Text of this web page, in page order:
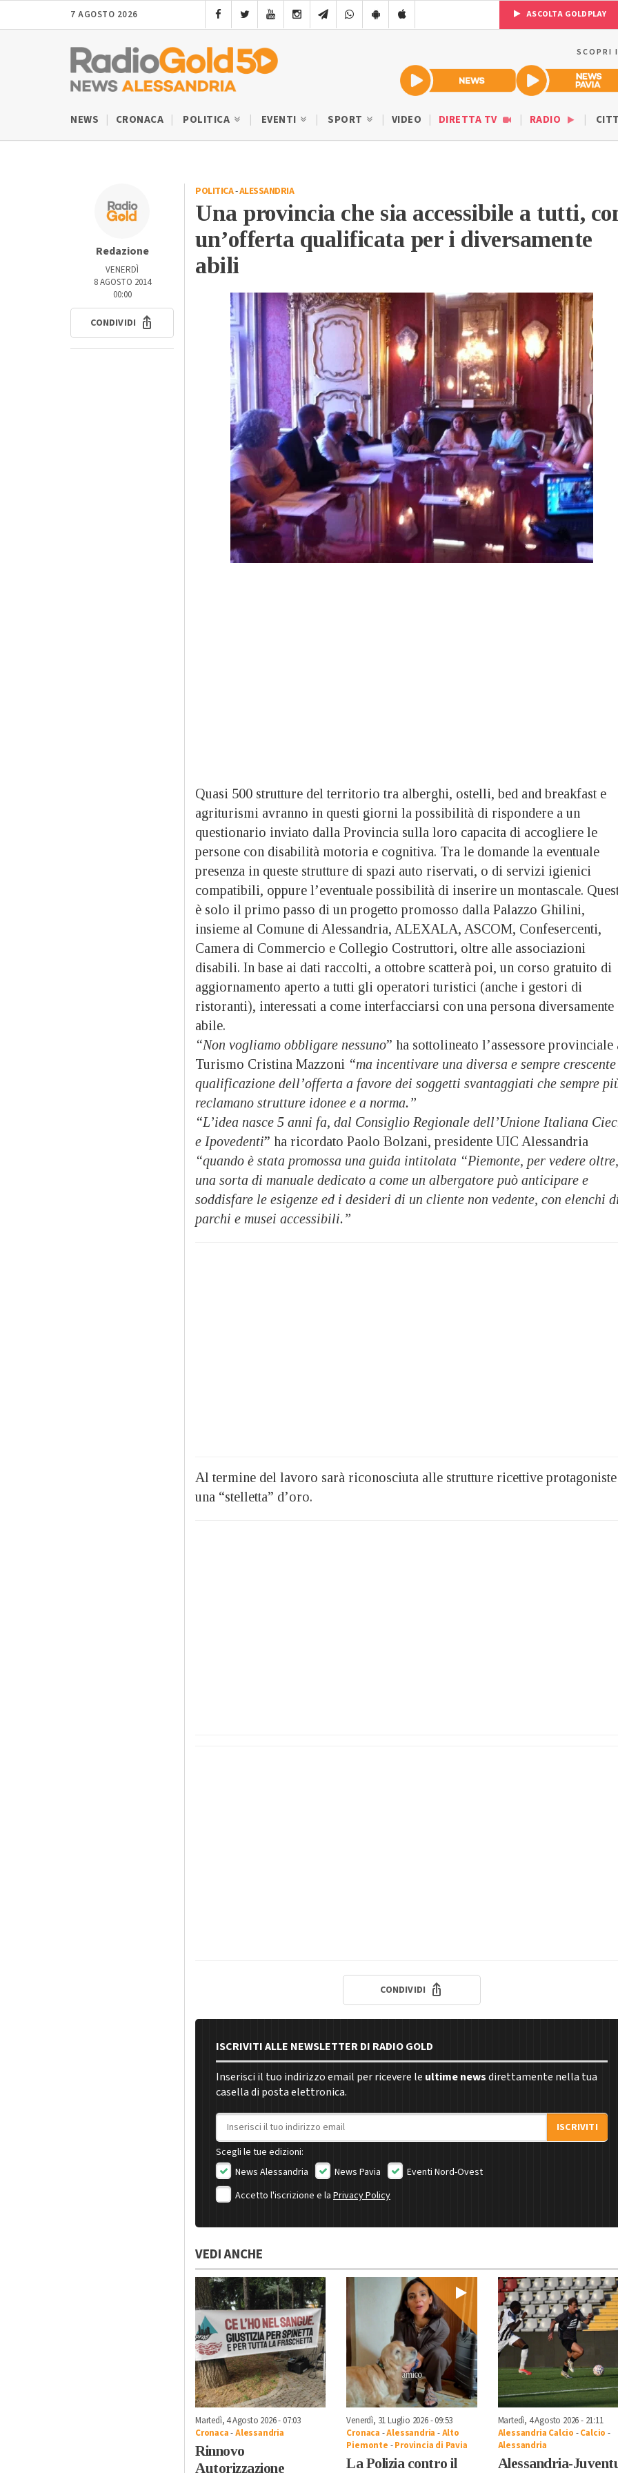
7 AGOSTO 2026 ASCOLTA GOLDPLAY
SCOPRI
NEWS CRONACA POLITICA EVENTI SPORT VIDEO DIRETTA TV RADIO
Redazione
VENERDÌ
8 AGOSTO 2014
00:00
CONDIVIDI
POLITICA-ALESSANDRIA
Una provincia che sia accessibile a tutti,
un’offerta qualificata per i diversamente
abili
Quasi 500 strutture del territorio tra alberghi, ostelli, bed and breakfast e
agriturismi avranno in questi giorni la possibilità di rispondere a un
questionario inviato dalla Provincia sulla loro capacita di accogliere le
persone con disabilità motoria e cognitiva. Tra le domande la eventuale
presenza in queste strutture di spazi auto riservati, o di servizi igienici
compatibili, oppure l’eventuale possibilità di inserire un montascale.
è solo il primo passo di un progetto promosso dalla Palazzo Ghilini,
insieme al Comune di Alessandria, ALEXALA, ASCOM, Confesercenti,
Camera di Commercio e Collegio Costruttori, oltre alle associazioni
disabili. In base ai dati raccolti, a ottobre scatterà poi, un corso gratuito di
aggiornamento aperto a tutti gli operatori turistici (anche i gestori di
ristoranti), interessati a come interfacciarsi con una persona diversamente
abile.
“Non vogliamo obbligare nessuno” ha sottolineato l’assessore provinciale
Turismo Cristina Mazzoni “ma incentivare una diversa e sempre crescente
qualificazione dell’offerta a favore dei soggetti svantaggiati che sempre
reclamano strutture idonee e a norma.”
“L’idea nasce 5 anni fa, dal Consiglio Regionale dell’Unione Italiana
e Ipovedenti” ha ricordato Paolo Bolzani, presidente UIC Alessandria
“quando è stata promossa una guida intitolata “Piemonte, per vedere oltre,
una sorta di manuale dedicato a come un albergatore può anticipare e
soddisfare le esigenze ed i desideri di un cliente non vedente, con elenchi
parchi e musei accessibili.”
Al termine del lavoro sarà riconosciuta alle strutture ricettive protagoniste
una “stelletta” d’oro.
CONDIVIDI
ISCRIVITI ALLE NEWSLETTER DI RADIO GOLD
Inserisci il tuo indirizzo email per ricevere le ultime newsdirettamente nella tua
casella di posta elettronica.
Indirizzo email
ISCRIVITI
Scegli le tue edizioni:
News Alessandria
News Pavia
Eventi Nord-Ovest
Accetto l'iscrizione e la Privacy Policy
VEDI ANCHE
Martedì, 4 Agosto 2026 - 07:03
Cronaca-Alessandria
Rinnovo
Autorizzazione
Venerdì, 31 Luglio 2026 - 09:53
Cronaca -Alessandria -Alto
Piemonte -Provincia di Pavia
La Polizia contro il
Martedì, 4 Agosto 2026 - 21:11
Alessandria Calcio -Calcio -
Alessandria
Alessandria-